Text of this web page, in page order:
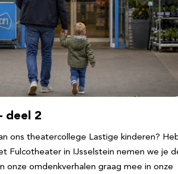
deel 2
ons theatercollege Lastige kinderen?
Fulcotheater in IJsselstein nemen we je
onze omdenkverhalen graag mee in onze